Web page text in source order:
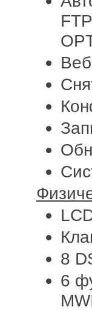
8
6